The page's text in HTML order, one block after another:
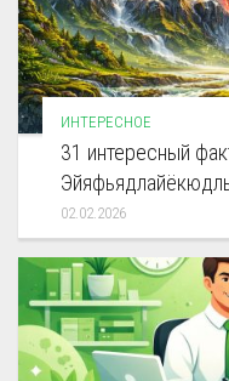
ИНТЕРЕСНОЕ
31 интересный
02.02.2026